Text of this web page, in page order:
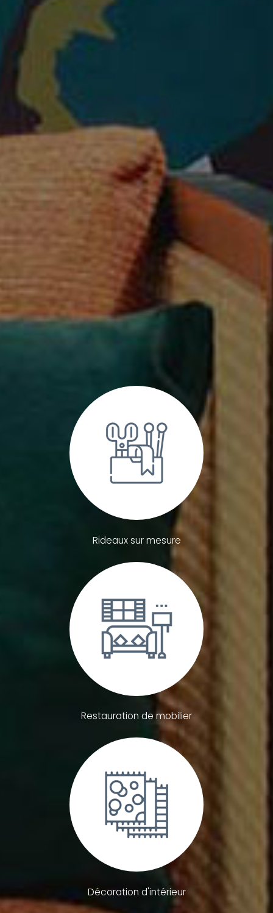
Rideaux sur mesure
Restauration de mobilier
Décoration d'intérieur